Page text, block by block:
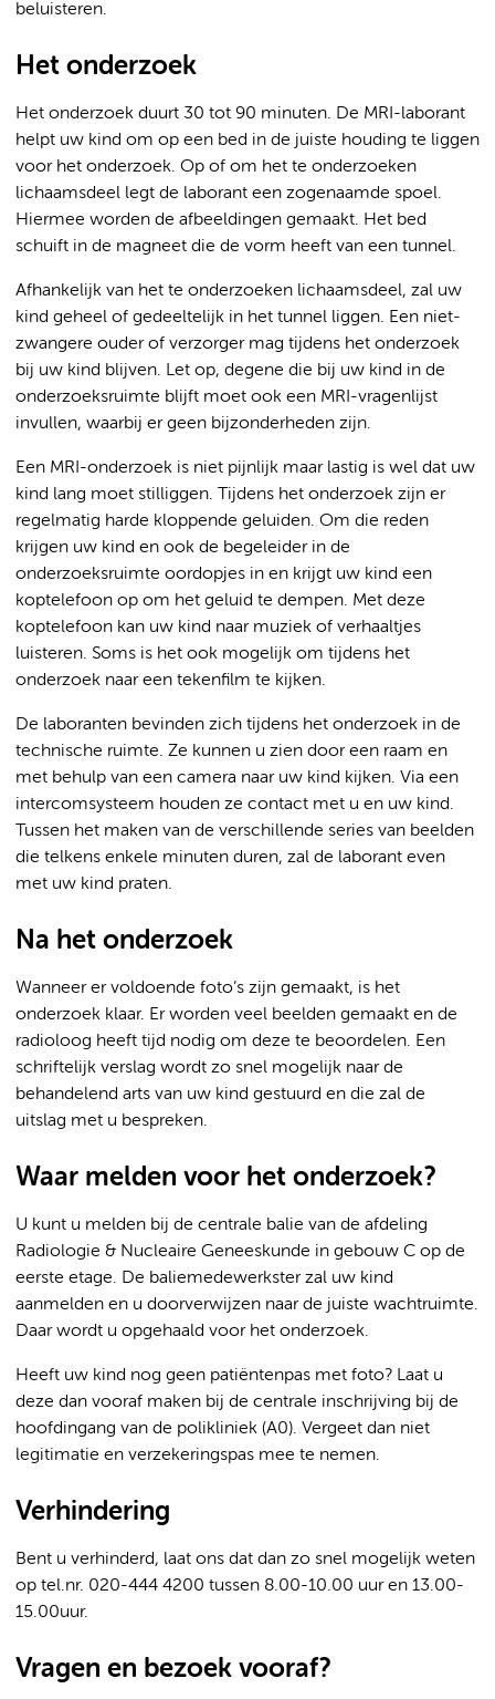
beluisteren.
Het onderzoek
Het onderzoek duurt 30 tot 90 minuten. De MRI-laborant
helpt uw kind om op een bed in de juiste houding te liggen
voor het onderzoek. Op of om het te onderzoeken
lichaamsdeel legt de laborant een zogenaamde spoel.
Hiermee worden de afbeeldingen gemaakt. Het bed
schuift in de magneet die de vorm heeft van een tunnel.
Afhankelijk van het te onderzoeken lichaamsdeel, zal uw
kind geheel of gedeeltelijk in het tunnel liggen. Een niet-
zwangere ouder of verzorger mag tijdens het onderzoek
bij uw kind blijven. Let op, degene die bij uw kind in de
onderzoeksruimte blijft moet ook een MRI-vragenlijst
invullen, waarbij er geen bijzonderheden zijn.
Een MRI-onderzoek is niet pijnlijk maar lastig is wel dat uw
kind lang moet stilliggen. Tijdens het onderzoek zijn er
regelmatig harde kloppende geluiden. Om die reden
krijgen uw kind en ook de begeleider in de
onderzoeksruimte oordopjes in en krijgt uw kind een
koptelefoon op om het geluid te dempen. Met deze
koptelefoon kan uw kind naar muziek of verhaaltjes
luisteren. Soms is het ook mogelijk om tijdens het
onderzoek naar een tekenfilm te kijken.
De laboranten bevinden zich tijdens het onderzoek in de
technische ruimte. Ze kunnen u zien door een raam en
met behulp van een camera naar uw kind kijken. Via een
intercomsysteem houden ze contact met u en uw kind.
Tussen het maken van de verschillende series van beelden
die telkens enkele minuten duren, zal de laborant even
met uw kind praten.
Na het onderzoek
Wanneer er voldoende foto’s zijn gemaakt, is het
onderzoek klaar. Er worden veel beelden gemaakt en de
radioloog heeft tijd nodig om deze te beoordelen. Een
schriftelijk verslag wordt zo snel mogelijk naar de
behandelend arts van uw kind gestuurd en die zal de
uitslag met u bespreken.
Waar melden voor het onderzoek?
U kunt u melden bij de centrale balie van de afdeling
Radiologie & Nucleaire Geneeskunde in gebouw C op de
eerste etage. De baliemedewerkster zal uw kind
aanmelden en u doorverwijzen naar de juiste wachtruimte.
Daar wordt u opgehaald voor het onderzoek.
Heeft uw kind nog geen patiëntenpas met foto? Laat u
deze dan vooraf maken bij de centrale inschrijving bij de
hoofdingang van de polikliniek (A0). Vergeet dan niet
legitimatie en verzekeringspas mee te nemen.
Verhindering
Bent u verhinderd, laat ons dat dan zo snel mogelijk weten
op tel.nr. 020-444 4200 tussen 8.00-10.00 uur en 13.00-
15.00uur.
Vragen en bezoek vooraf?